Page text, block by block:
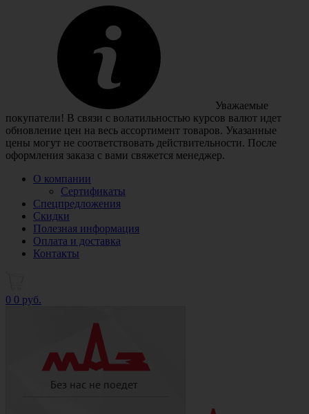
Уважаемые
покупатели! В связи с волатильностью курсов валют идет
обновление цен на весь ассортимент товаров. Указанные
цены могут не соответствовать действительности. После
оформления заказа с вами свяжется менеджер.
О компании
Сертификаты
Спецпредложения
Скидки
Полезная информация
Оплата и доставка
Контакты
0 0 руб.